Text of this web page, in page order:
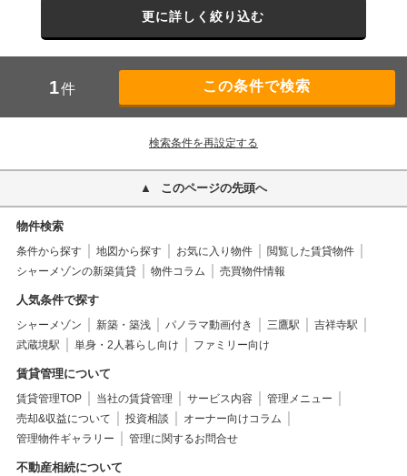
更に詳しく絞り込む
1件
検索条件を再設定する
このページの先頭へ
物件検索
条件から探す 地図から探す お気に入り物件
閲覧した賃貸物件
シャーメゾンの新築賃貸
物件コラム 売買物件情報
人気条件で探す
シャーメゾン 新築・築浅 パノラマ動画付き 三鷹駅
吉祥寺駅
武蔵境駅
単身・2人暮らし向け ファミリー向け
賃貸管理について
賃貸管理TOP 当社の賃貸管理 サービス内容
管理メニュー
売却&収益について
投資相談
オーナー向けコラム
管理物件ギャラリー
管理に関するお問合せ
不動産相続について